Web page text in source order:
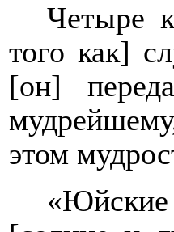
Четыре
того как]
[он]
этом